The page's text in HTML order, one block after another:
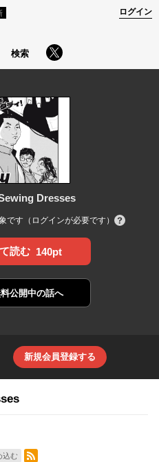
検索
ログイン
Dresses
です（ログインが必要です）
読む 140pt
公開中の話へ
新規会員登録する
込む
RSSフィード